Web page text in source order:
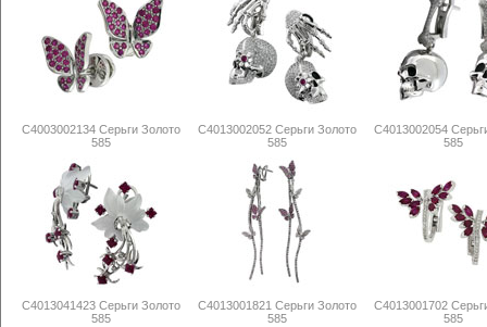
С4003002134 Серьги Золото
585
С4013002052 Серьги Золото
585
С4013002054
585
С4013041423 Серьги Золото
585
С4013001821 Серьги Золото
585
С4013001702
585